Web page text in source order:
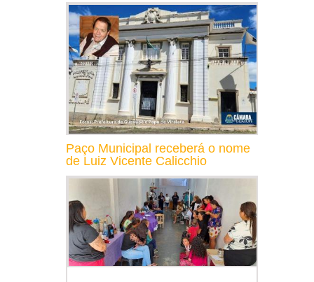
Paço Municipal receberá o nome
de Luiz Vicente Calicchio